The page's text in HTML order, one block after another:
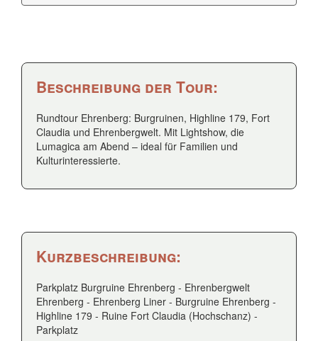
Beschreibung der Tour:
Rundtour Ehrenberg: Burgruinen, Highline 179, Fort
Claudia und Ehrenbergwelt. Mit Lightshow, die
Lumagica am Abend – ideal für Familien und
Kulturinteressierte.
Kurzbeschreibung:
Parkplatz Burgruine Ehrenberg - Ehrenbergwelt
Ehrenberg - Ehrenberg Liner - Burgruine Ehrenberg -
Highline 179 - Ruine Fort Claudia (Hochschanz) -
Parkplatz